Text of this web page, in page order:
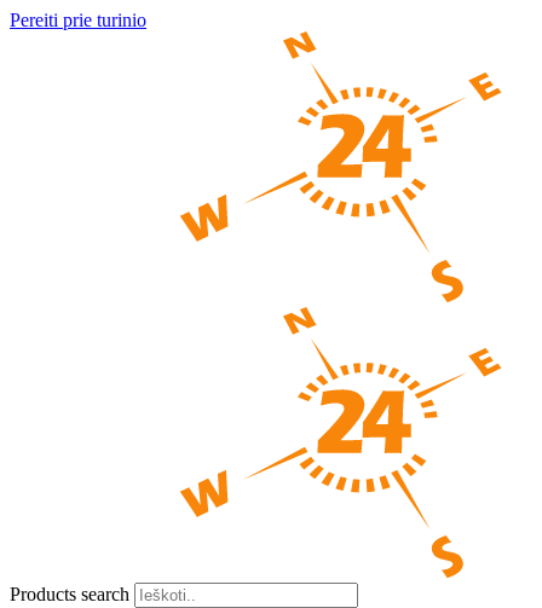
Pereiti prie turinio
Products search